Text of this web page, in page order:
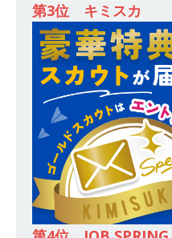
200％増
付けるこ
としてク
休み ｜
極採用企
[ 2026
し 】 食
スを提供
字経営。
第3位 キミスカ